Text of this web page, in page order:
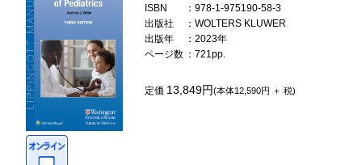
ISBN
：978-1-975190-58-3
出版社
：WOLTERS KLUWER
出版年
：2023年
ページ数 ：721pp.
定価 13,849円(本体12,590円 ＋ 税)